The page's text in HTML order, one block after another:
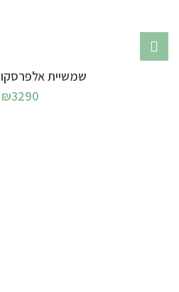
שמשיית אלפרסקו 3×3 מטר
₪3290